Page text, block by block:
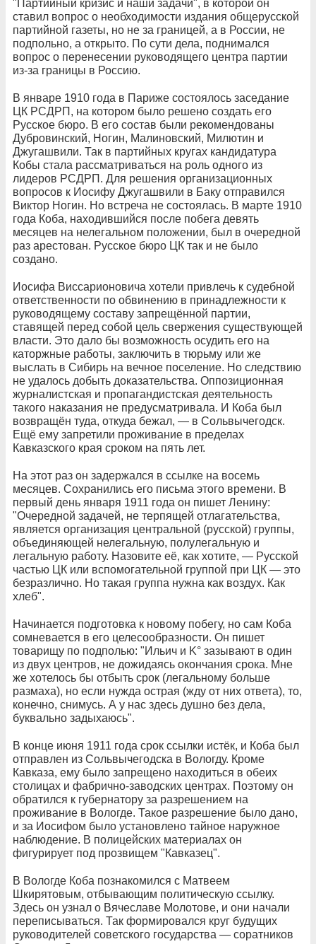
"Партийный кризис и наши задачи", в которой он
ставил вопрос о необходимости издания общерусской
партийной газеты, но не за границей, а в России, не
подпольно, а открыто. По сути дела, поднимался
вопрос о перенесении руководящего центра партии
из-за границы в Россию.
В январе 1910 года в Париже состоялось заседание
ЦК РСДРП, на котором было решено создать его
Русское бюро. В его состав были рекомендованы
Дубровинский, Ногин, Малиновский, Милютин и
Джугашвили. Так в партийных кругах кандидатура
Кобы стала рассматриваться на роль одного из
лидеров РСДРП. Для решения организационных
вопросов к Иосифу Джугашвили в Баку отправился
Виктор Ногин. Но встреча не состоялась. В марте 1910
года Коба, находившийся после побега девять
месяцев на нелегальном положении, был в очередной
раз арестован. Русское бюро ЦК так и не было
создано.
Иосифа Виссарионовича хотели привлечь к судебной
ответственности по обвинению в принадлежности к
руководящему составу запрещённой партии,
ставящей перед собой цель свержения существующей
власти. Это дало бы возможность осудить его на
каторжные работы, заключить в тюрьму или же
выслать в Сибирь на вечное поселение. Но следствию
не удалось добыть доказательства. Оппозиционная
журналистская и пропагандистская деятельность
такого наказания не предусматривала. И Коба был
возвращён туда, откуда бежал, — в Сольвычегодск.
Ещё ему запретили проживание в пределах
Кавказского края сроком на пять лет.
На этот раз он задержался в ссылке на восемь
месяцев. Сохранились его письма этого времени. В
первый день января 1911 года он пишет Ленину:
"Очередной задачей, не терпящей отлагательства,
является организация центральной (русской) группы,
объединяющей нелегальную, полулегальную и
легальную работу. Назовите её, как хотите, — Русской
частью ЦК или вспомогательной группой при ЦК — это
безразлично. Но такая группа нужна как воздух. Как
хлеб".
Начинается подготовка к новому побегу, но сам Коба
сомневается в его целесообразности. Он пишет
товарищу по подполью: "Ильич и K° зазывают в один
из двух центров, не дожидаясь окончания срока. Мне
же хотелось бы отбыть срок (легальному больше
размаха), но если нужда острая (жду от них ответа), то,
конечно, снимусь. А у нас здесь душно без дела,
буквально задыхаюсь".
В конце июня 1911 года срок ссылки истёк, и Коба был
отправлен из Сольвычегодска в Вологду. Кроме
Кавказа, ему было запрещено находиться в обеих
столицах и фабрично-заводских центрах. Поэтому он
обратился к губернатору за разрешением на
проживание в Вологде. Такое разрешение было дано,
и за Иосифом было установлено тайное наружное
наблюдение. В полицейских материалах он
фигурирует под прозвищем "Кавказец".
В Вологде Коба познакомился с Матвеем
Шкирятовым, отбывающим политическую ссылку.
Здесь он узнал о Вячеславе Молотове, и они начали
переписываться. Так формировался круг будущих
руководителей советского государства — соратников